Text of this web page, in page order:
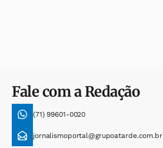
Fale com a Redação
(71) 99601-0020
jornalismoportal@grupoatarde.com.br